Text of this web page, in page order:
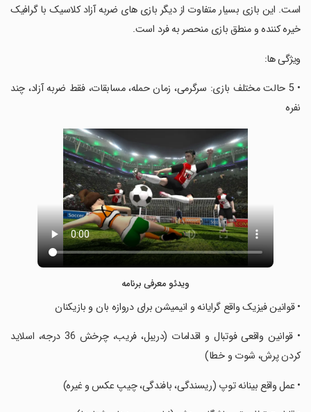
است. این بازی بسیار متفاوت از دیگر بازی های ضربه آزاد کلاسیک با گرافیک
خیره کننده و منطق بازی منحصر به فرد است.
‏ویژگی ها:
‏• 5 حالت مختلف بازی: سرگرمی، زمان حمله، مسابقات، فقط ضربه آزاد، چند
نفره
ویدئو معرفی برنامه
‏• قوانین فیزیک واقع گرایانه و انیمیشن برای دروازه بان و بازیکنان
‏• قوانین واقعی فوتبال و اقدامات (دریبل، فریب، چرخش 36 درجه، اسلاید
کردن پرش، شوت و خطا)
‏• عمل واقع بینانه توپ (ریسندگی، بافندگی، چیپ عکس و غیره)